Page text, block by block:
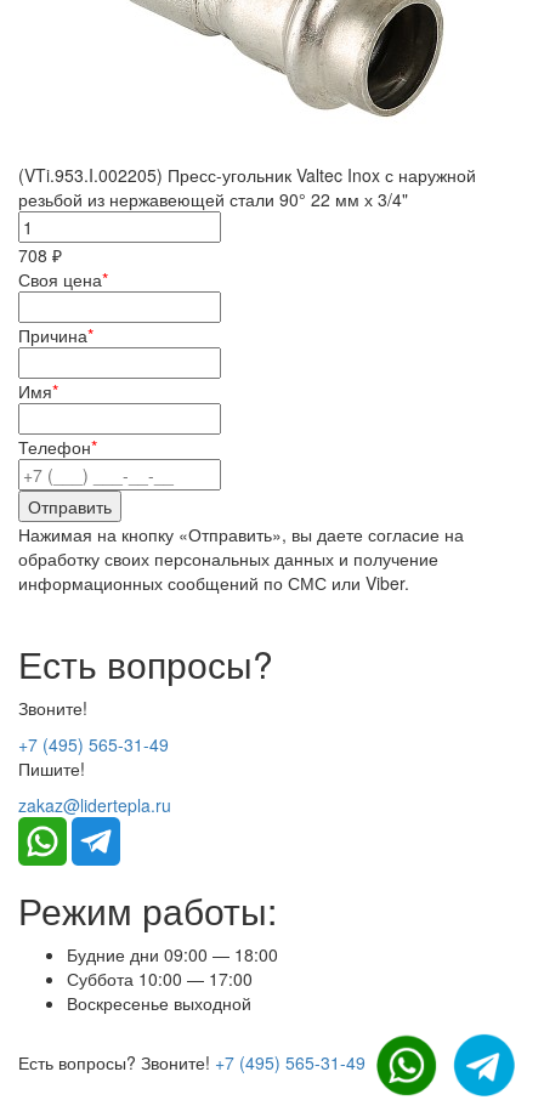
(VTi.953.I.002205) Пресс-угольник Valtec Inox с наружной
резьбой из нержавеющей стали 90° 22 мм х 3/4"
708 ₽
Своя цена*
Причина*
Имя*
Телефон*
Нажимая на кнопку «Отправить», вы даете согласие на
обработку своих персональных данных и получение
информационных сообщений по СМС или Viber.
Есть вопросы?
Звоните!
+7 (495) 565-31-49
Пишите!
zakaz@lidertepla.ru
Режим работы:
Будние дни 09:00 — 18:00
Суббота 10:00 — 17:00
Воскресенье выходной
Есть вопросы? Звоните! +7 (495) 565-31-49